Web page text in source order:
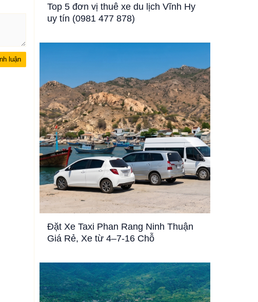
Top 5 đơn vị thuê xe du lịch Vĩnh Hy
uy tín (0981 477 878)
Đặt Xe Taxi Phan Rang Ninh Thuận
Giá Rẻ, Xe từ 4–7-16 Chỗ